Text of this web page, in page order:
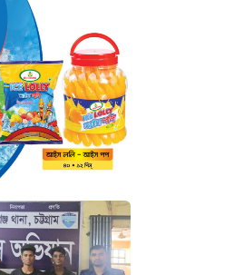
চট্টগ্রাম চন্দনাইশে
মহাসড়ক সংলগ্ন বাজারে
ভয়াবহ আগুন
৩ ঘণ্টা আগে
“হাসিনার অনুমতিতেই
ইন্টারনেট বন্ধের
পরিকল্পনা বাস্তবায়ন
করেন কাদের”
৩ ঘণ্টা আগে